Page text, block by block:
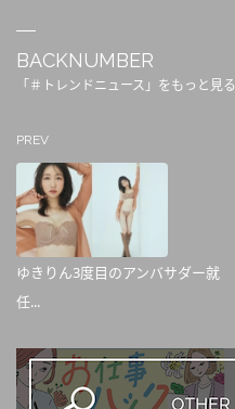
BACKNUMBER
「＃トレンドニュース」をもっと見る
PREV
ゆきりん3度目のアンバサダー就
任...